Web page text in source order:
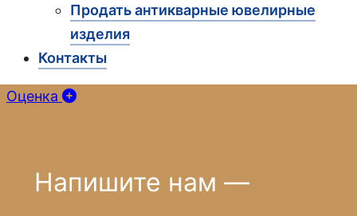
Продать антикварные ювелирные
изделия
Контакты
Оценка
Напишите нам —